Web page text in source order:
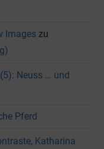
Images zu
Neuss … und
Pferd
Katharina